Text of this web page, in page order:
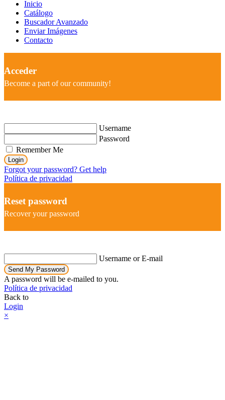
Inicio
Catálogo
Buscador Avanzado
Enviar Imágenes
Contacto
Acceder
Become a part of our community!
Username
Password
Remember Me
Login
Forgot your password? Get help
Política de privacidad
Reset password
Recover your password
Username or E-mail
Send My Password
A password will be e-mailed to you.
Política de privacidad
Back to
Login
×